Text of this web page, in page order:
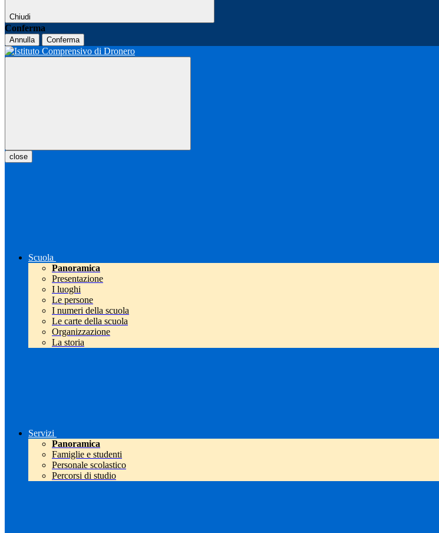
Chiudi
Conferma
Annulla Conferma
close
Scuola
Panoramica
Presentazione
I luoghi
Le persone
I numeri della scuola
Le carte della scuola
Organizzazione
La storia
Servizi
Panoramica
Famiglie e studenti
Personale scolastico
Percorsi di studio